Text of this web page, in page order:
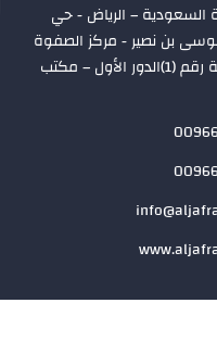
السعودية – الرياض - حي
بن نصير - مركز الصفوة
التجاري – البوابة رقم (1)الدور الأول – مكتب